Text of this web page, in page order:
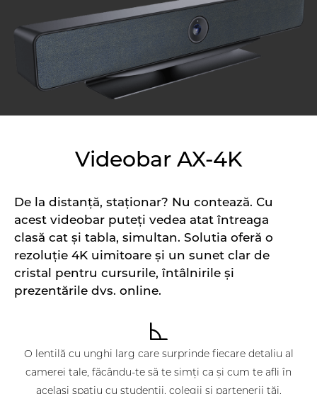
Videobar AX-4K
De la distanță, staționar? Nu contează. Cu
acest videobar puteți vedea atat întreaga
clasă cat și tabla, simultan. Solutia oferă o
rezoluție 4K uimitoare și un sunet clar de
cristal pentru cursurile, întâlnirile și
prezentările dvs. online.
O lentilă cu unghi larg care surprinde fiecare detaliu al
camerei tale, făcându-te să te simți ca și cum te afli în
același spațiu cu studenții, colegii și partenerii tăi.